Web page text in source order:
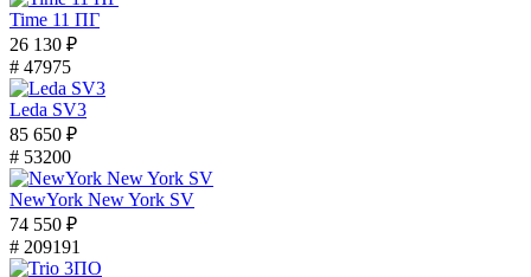
Time 11 ПГ
26 130 ₽
# 47975
Leda SV3
85 650 ₽
# 53200
NewYork New York SV
74 550 ₽
# 209191